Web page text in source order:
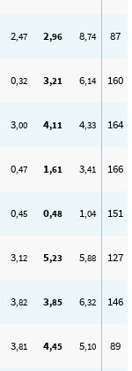
2,47 2,96 8,74 87
0,32 3,21 6,14 160
3,00 4,11 4,33 164
0,47 1,61 3,41 166
0,45 0,48 1,04 151
3,12 5,23 5,88 127
3,82 3,85 6,32 146
3,81 4,45 5,10 89